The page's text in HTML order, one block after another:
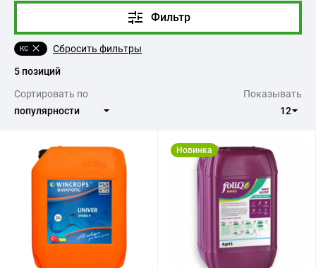
КС Сбросить фильтры
Фильтр
5 позиций
Сортировать по
Показывать
Новинка